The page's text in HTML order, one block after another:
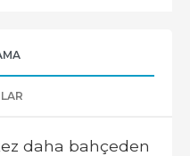
daha bahçeden